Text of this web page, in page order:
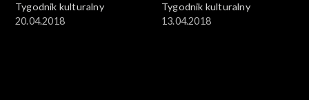
Tygodnik kulturalny
20.04.2018
Tygodnik kulturalny
13.04.2018